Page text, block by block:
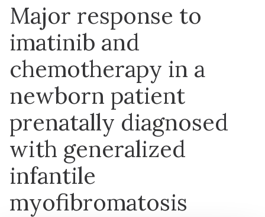
Major response to
imatinib and
chemotherapy in a
newborn patient
prenatally diagnosed
with generalized
infantile
myofibromatosis